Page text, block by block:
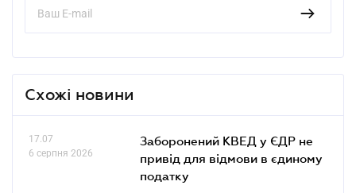
Схожі новини
17.07
6 серпня 2026
Заборонений КВЕД у ЄДР не
привід для відмови в єдиному
податку